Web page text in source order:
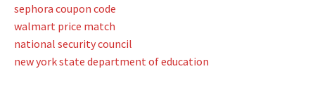
sephora coupon code
walmart price match
national security council
new york state department of education